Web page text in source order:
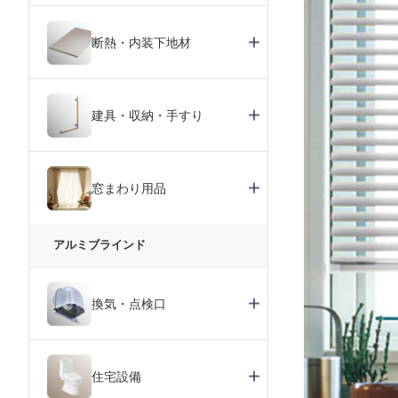
断熱・内装下地材
建具・収納・手すり
窓まわり用品
アルミブラインド
換気・点検口
住宅設備